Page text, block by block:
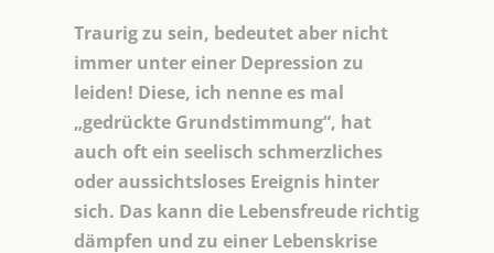
Traurig zu sein, bedeutet aber nicht
immer unter einer Depression zu
leiden! Diese, ich nenne es mal
„gedrückte Grundstimmung“, hat
auch oft ein seelisch schmerzliches
oder aussichtsloses Ereignis hinter
sich. Das kann die Lebensfreude richtig
dämpfen und zu einer Lebenskrise